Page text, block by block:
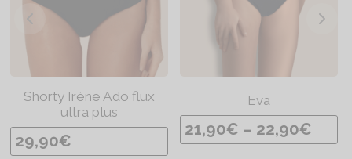
Shorty Irène Ado flux
ultra plus
29,90€
Eva
21,90€ – 22,90€
P
l